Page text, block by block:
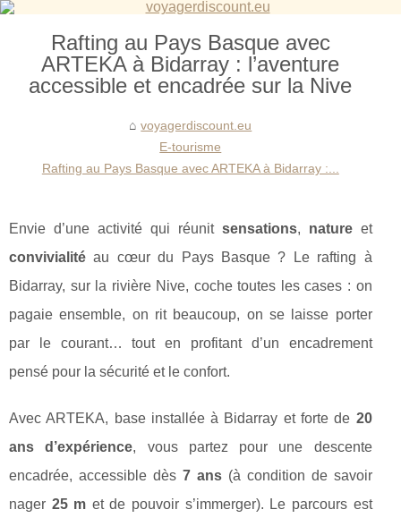
Rafting au Pays Basque avec
ARTEKA à Bidarray : l’aventure
accessible et encadrée sur la Nive
voyagerdiscount.eu
E-tourisme
Rafting au Pays Basque avec ARTEKA à Bidarray :...
Envie d’une activité qui réunit sensations, natureet
convivialité au cœur du Pays Basque ? Le rafting à
Bidarray, sur la rivière Nive, coche toutes les cases : on
pagaie ensemble, on rit beaucoup, on se laisse porter
par le courant… tout en profitant d’un encadrement
pensé pour la sécurité et le confort.
Avec ARTEKA, base installée à Bidarray et forte de 20
ans d’expérience, vous partez pour une descente
encadrée, accessible dès 7 ans(à condition de savoir
nager 25 m et de pouvoir s’immerger). Le parcours est